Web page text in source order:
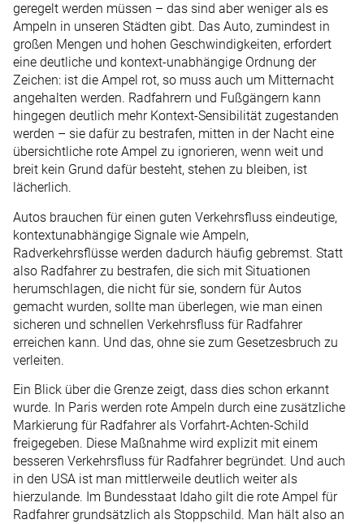
geregelt werden müssen – das sind aber weniger als es
Ampeln in unseren Städten gibt. Das Auto, zumindest in
großen Mengen und hohen Geschwindigkeiten, erfordert
eine deutliche und kontext-unabhängige Ordnung der
Zeichen: ist die Ampel rot, so muss auch um Mitternacht
angehalten werden. Radfahrern und Fußgängern kann
hingegen deutlich mehr Kontext-Sensibilität zugestanden
werden – sie dafür zu bestrafen, mitten in der Nacht eine
übersicht­liche rote Ampel zu ignorieren, wenn weit und
breit kein Grund dafür besteht, stehen zu bleiben, ist
lächerlich.
Autos brauchen für einen guten Verkehrsfluss eindeutige,
kontext­unabhängige Signale wie Ampeln,
Radverkehrsflüsse werden dadurch häufig gebremst. Statt
also Radfahrer zu bestrafen, die sich mit Situationen
herumschlagen, die nicht für sie, sondern für Autos
gemacht wurden, sollte man überlegen, wie man einen
sicheren und schnellen Verkehrsfluss für Radfahrer
erreichen kann. Und das, ohne sie zum Gesetzesbruch zu
verleiten.
Ein Blick über die Grenze zeigt, dass dies schon erkannt
wurde. In Paris werden rote Ampeln durch eine zusätzliche
Markierung für Radfahrer als Vorfahrt-Achten-Schild
freigegeben. Diese Maßnahme wird explizit mit einem
besseren Verkehrsfluss für Radfahrer begründet. Und auch
in den USA ist man mittlerweile deutlich weiter als
hierzulande. Im Bundesstaat Idaho gilt die rote Ampel für
Radfahrer grundsätzlich als Stoppschild. Man hält also an